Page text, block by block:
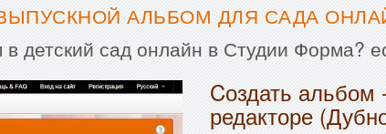
АЛЬБОМ ДЛЯ САДА
в детский сад онлайн в Студии Форма?
Cоздать альбом
редакторе